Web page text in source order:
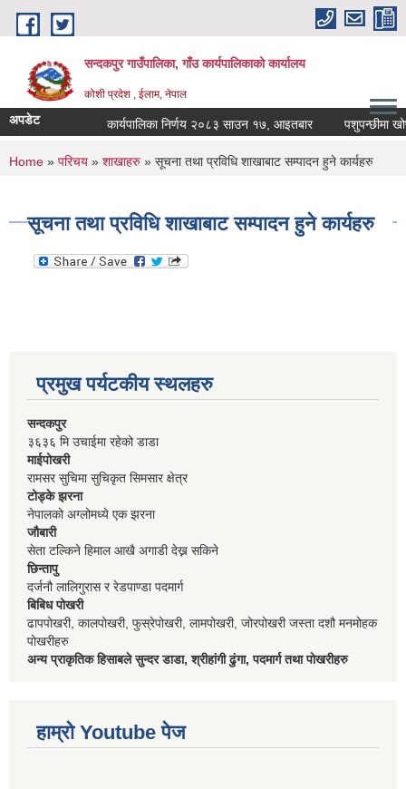
Skip to main content
सन्दकपुर गाउँपालिका, गाँउ कार्यपालिकाको कार्यालय
कोशी प्रदेश , ईलाम, नेपाल
अपडेट कार्यपालिका निर्णय २०८३ साउन १७, आइतबार पशुपन्छीमा खोप
You are here
Home » परिचय » शाखाहरु » सूचना तथा प्रविधि शाखाबाट सम्पादन हुने कार्यहरु
सूचना तथा प्रविधि शाखाबाट सम्पादन हुने कार्यहरु
प्रमुख पर्यटकीय स्थलहरु
सन्दकपुर
३६३६ मि उचाईमा रहेको डाडा
माईपोखरी
रामसर सुचिमा सुचिकृत सिमसार क्षेत्र
टोड्के झरना
नेपालको अग्लोमध्ये एक झरना
जौबारी
सेता टल्किने हिमाल आखै अगाडी देख्न सकिने
छिन्तापु
दर्जनौ लालिगुरास र रेडपाण्डा पदमार्ग
बिबिध पोखरी
ढापपोखरी, कालपोखरी, फुस्रेपोखरी, लामपोखरी, जोरपोखरी जस्ता दशौ मनमोहक
पोखरीहरु
अन्य प्राकृतिक हिसाबले सुन्दर डाडा, श्रीहांगी ढुंगा, पदमार्ग तथा पोखरीहरु
हाम्रो Youtube पेज